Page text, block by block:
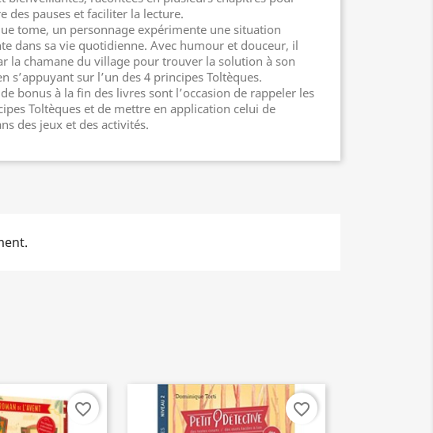
des pauses et faciliter la lecture.
tome, un personnage expérimente une situation
dans sa vie quotidienne. Avec humour et douceur, il
la chamane du village pour trouver la solution à son
s’appuyant sur l’un des 4 principes Toltèques.
bonus à la fin des livres sont l’occasion de rappeler les
Toltèques et de mettre en application celui de
des jeux et des activités.
favorite_border favorite_border